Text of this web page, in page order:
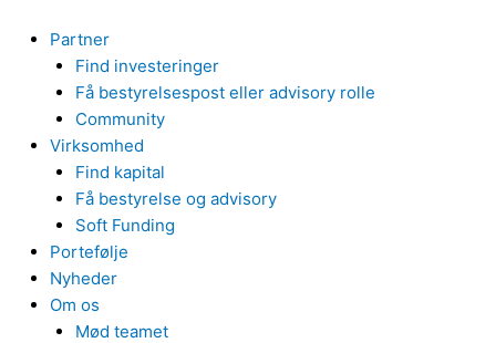
indholdet
Partner
Find investeringer
Få bestyrelsespost eller advisory rolle
Community
Virksomhed
Find kapital
Få bestyrelse og advisory
Soft Funding
Portefølje
Nyheder
Om os
Mød teamet